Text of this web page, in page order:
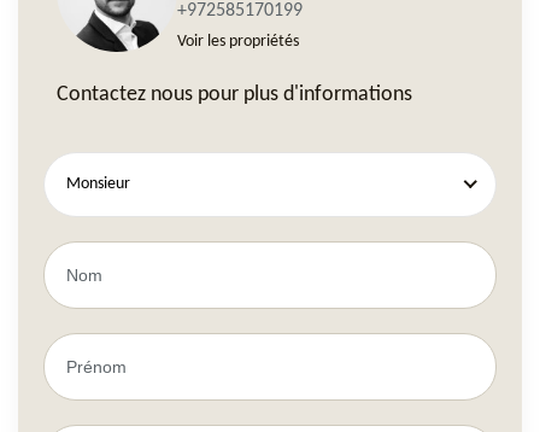
+972585170199
Voir les propriétés
Contactez nous pour plus d'informations
Monsieur